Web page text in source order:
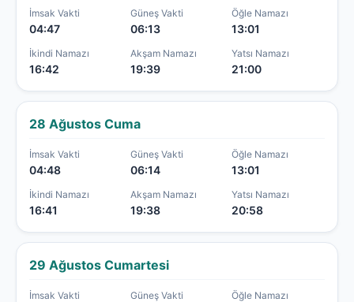
İmsak Vakti
04:47
Güneş Vakti
06:13
Öğle Namazı
13:01
İkindi Namazı
16:42
Akşam Namazı
19:39
Yatsı Namazı
21:00
28 Ağustos Cuma
İmsak Vakti
04:48
Güneş Vakti
06:14
Öğle Namazı
13:01
İkindi Namazı
16:41
Akşam Namazı
19:38
Yatsı Namazı
20:58
29 Ağustos Cumartesi
İmsak Vakti Güneş Vakti Öğle Namazı